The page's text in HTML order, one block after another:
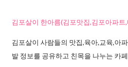
김포살이 한아름(김포맛집,김포아파트
김포살이 사람들의 맛집,육아,교육,아
발 정보를 공유하고 친목을 나누는 카페